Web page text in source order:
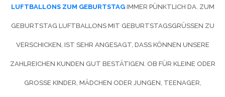
LUFTBALLONS ZUM GEBURTSTAGIMMER PÜNKTLICH DA. ZUM
GEBURTSTAG LUFTBALLONS MIT GEBURTSTAGSGRÜSSEN ZU V
ERSCHICKEN, IST SEHR ANGESAGT, DASS KÖNNEN UNSERE Z
AHLREICHEN KUNDEN GUT BESTÄTIGEN. OB FÜR KLEINE ODER G
ROSSE KINDER, MÄDCHEN ODER JUNGEN, TEENAGER, GE